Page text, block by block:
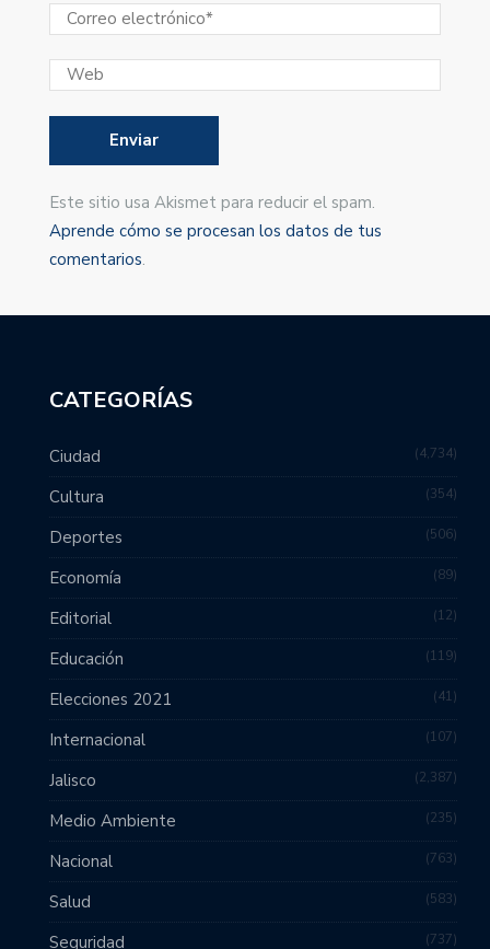
Este sitio usa Akismet para reducir el spam.
Aprende cómo se procesan los datos de tus
comentarios.
CATEGORÍAS
Ciudad 4,734
Cultura 354
Deportes 506
Economía 89
Editorial 12
Educación 119
Elecciones 2021 41
Internacional 107
Jalisco 2,387
Medio Ambiente 235
Nacional 763
Salud 583
Seguridad 737